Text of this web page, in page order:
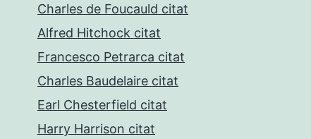
Charles de Foucauld citat
Alfred Hitchock citat
Francesco Petrarca citat
Charles Baudelaire citat
Earl Chesterfield citat
Harry Harrison citat